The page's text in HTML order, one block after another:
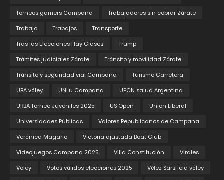
Torneos gamers Campana
Trabajadores sin cobrar Zárate
Trabajo
Trabajos
Transporte
Tras las Elecciones Hay Clases
Trump
Trámites judiciales Zárate
Tránsito y movilidad Zárate
Tránsito y seguridad vial Campana
Turismo Carretera
UBA vóley
UNLu Campana
UPCN salud Argentina
URBA Torneo Juveniles 2025
US Open
Union Liberal
Universidades Públicas
Valores Republicanos de Campana
Verónica Magario
Victoria ajustada Boat Club
Videojuegos Campana 2025
Villa Constitución
Virales
Voley
Votos válidos elecciones 2025
Vélez Sarsfield vóley